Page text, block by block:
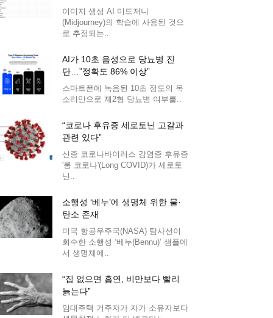
이미지 생성 AI 미드저니
(Midjourney)의 학습에 사용된 것으
로 추정되는..
AI가 10초 음성으로 당뇨병 진
단…”정확도 86% 이상”
스마트폰에 녹음된 10초 정도의 목
소리만으로 제2형 당뇨병 여부를..
“코로나 후유증 세로토닌 고갈과
관련 있다”
신종 코로나바이러스 감염증 후유증
'롱 코로나'(Long COVID)가 세로토
닌..
소행성 ‘베누’에 생명체 위한 물·
탄소 존재
미국 항공우주국(NASA) 탐사선이
회수한 소행성 ‘베누(Bennu)’ 샘플에
서 생명체에..
“집 없으면 흡연, 비만보다 빨리
늙는다”
임대주택 거주자가 자가 소유자보다